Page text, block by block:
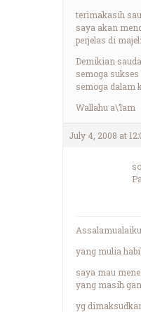
terimakasih
saya akan
perjelas di
Demikian
semoga sukses
semoga dalam
Wallahu a\’lam
July 4, 2008 at
yang mulia
saya mau
yang masih
yg